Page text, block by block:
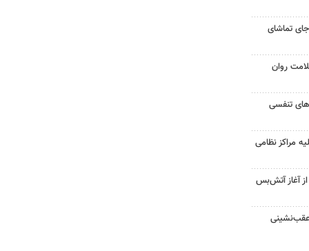
تماشای
روان
تنفسی
مراکز نظامی
غزه از آغاز آتش‌بس
عقب‌نشینی